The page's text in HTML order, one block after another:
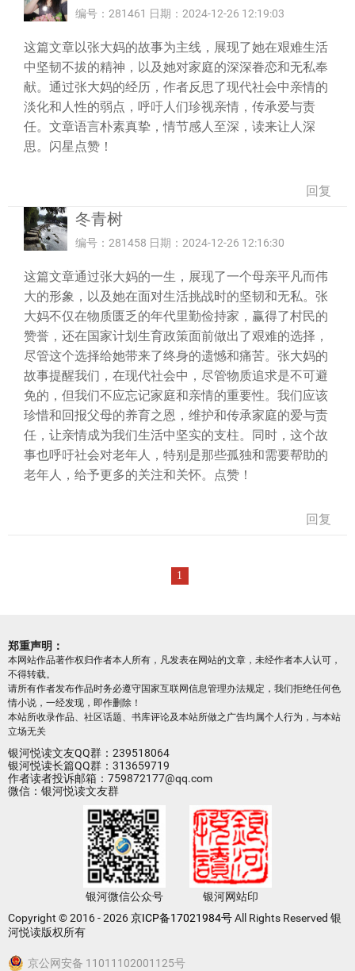
编号：281461 日期：2024-12-26 12:19:03
这篇文章以张大妈的故事为主线，展现了她在艰难生活
中坚韧不拔的精神，以及她对家庭的深深眷恋和无私奉
献。通过张大妈的经历，作者反思了现代社会中亲情的
淡化和人性的弱点，呼吁人们珍视亲情，传承爱与责
任。文章语言朴素真挚，情节感人至深，读来让人深
思。闪星点赞！
回复
冬青树
编号：281458 日期：2024-12-26 12:16:30
这篇文章通过张大妈的一生，展现了一个母亲平凡而伟
大的形象，以及她在面对生活挑战时的坚韧和无私。张
大妈不仅在物质匮乏的年代里勤俭持家，赢得了村民的
赞誉，还在国家计划生育政策面前做出了艰难的选择，
尽管这个选择给她带来了终身的遗憾和痛苦。张大妈的
故事提醒我们，在现代社会中，尽管物质追求是不可避
免的，但我们不应忘记家庭和亲情的重要性。我们应该
珍惜和回报父母的养育之恩，维护和传承家庭的爱与责
任，让亲情成为我们生活中坚实的支柱。同时，这个故
事也呼吁社会对老年人，特别是那些孤独和需要帮助的
老年人，给予更多的关注和关怀。点赞！
回复
1
郑重声明：
本网站作品著作权归作者本人所有，凡发表在网站的文章，未经作者本人认可，
不得转载。
请所有作者发布作品时务必遵守国家互联网信息管理办法规定，我们拒绝任何色
情小说，一经发现，即作删除！
本站所收录作品、社区话题、书库评论及本站所做之广告均属个人行为，与本站
立场无关
银河悦读文友QQ群：239518064
银河悦读长篇QQ群：313659719
作者读者投诉邮箱：759872177@qq.com
微信：银河悦读文友群
银河微信公众号
银河网站印
Copyright © 2016 - 2026京ICP备17021984号All Rights Reserved 银
河悦读版权所有
京公网安备 11011102001125号